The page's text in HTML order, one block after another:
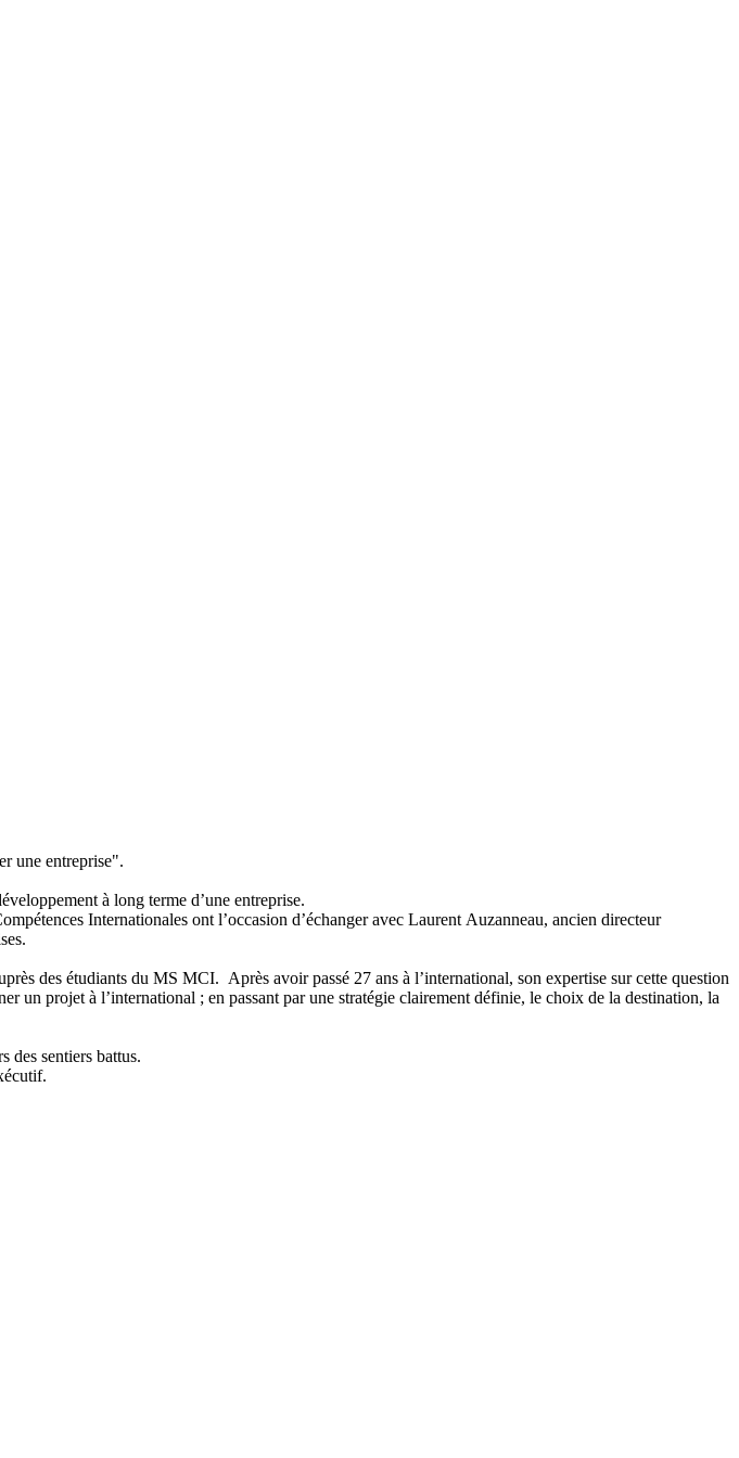
une entreprise".
à long terme d’une entreprise.
Internationales ont l’occasion d’échanger avec Laurent Auzanneau, ancien directeur
des étudiants du MS MCI. Après avoir passé 27 ans à l’international, son expertise sur cette question
un projet à l’international ; en passant par une stratégie clairement définie, le choix de la destination, la
des sentiers battus.